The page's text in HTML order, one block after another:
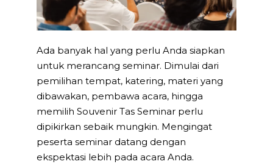
Ada banyak hal yang perlu Anda siapkan
untuk merancang seminar. Dimulai dari
pemilihan tempat, katering, materi yang
dibawakan, pembawa acara, hingga
memilih Souvenir Tas Seminar perlu
dipikirkan sebaik mungkin. Mengingat
peserta seminar datang dengan
ekspektasi lebih pada acara Anda.